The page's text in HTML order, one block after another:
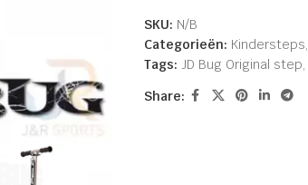
SKU: N/B
Categorieën: Kindersteps,
Tags: JD Bug Original step,
Share: